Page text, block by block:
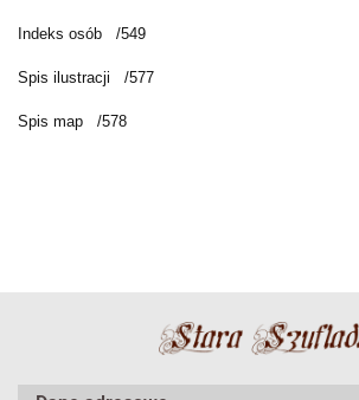
Indeks osób /549
Spis ilustracji /577
Spis map /578